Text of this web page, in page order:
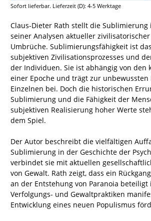
Sofort lieferbar. Lieferzeit (D): 4-5 Werktage
Claus-Dieter Rath stellt die Sublimierung
seiner Analysen aktueller
Umbrüche. Sublimierungsfähigkeit ist
subjektiven Zivilisationsprozesses und
der Individuen. Sie ist abhängig von
einer Epoche und trägt zur
Einzelnen bei. Doch die historischen
Sublimierung und die Fähigkeit der
subjektiven Realisierung hoher Werte
dem Spiel.
Der Autor beschreibt die vielfältigen
Sublimierung in der Geschichte der
verbindet sie mit aktuellen
von Gewalt. Rath zeigt, dass ein
an der Entstehung von Paranoia beteiligt
Verfolgungs- und Gewaltpraktiken
Entwicklung eines neuen Populismus